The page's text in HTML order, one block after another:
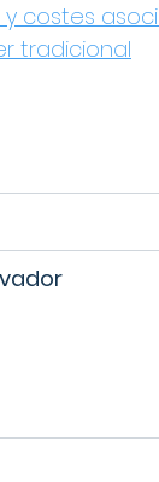
y costes
tradicional